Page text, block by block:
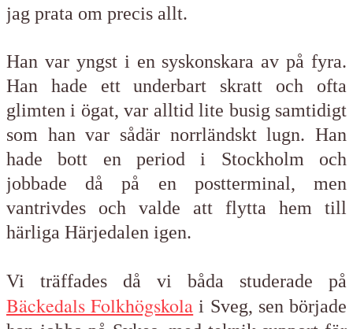
jag prata om precis allt.
Han var yngst i en syskonskara av på fyra.
Han hade ett underbart skratt och ofta
glimten i ögat, var alltid lite busig samtidigt
som han var sådär norrländskt lugn. Han
hade bott en period i Stockholm och
jobbade då på en postterminal, men
vantrivdes och valde att flytta hem till
härliga Härjedalen igen.
Vi träffades då vi båda studerade på
Bäckedals Folkhögskola i Sveg, sen började